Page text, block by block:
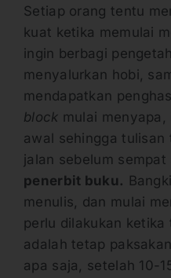
Setiap orang tentu
kuat ketika memulai
ingin berbagi
menyalurkan hobi,
mendapatkan
block mulai
awal sehingga
jalan sebelum sempat
penerbit buku.
menulis, dan mulai
perlu dilakukan ketika
adalah tetap
apa saja, setelah 10-